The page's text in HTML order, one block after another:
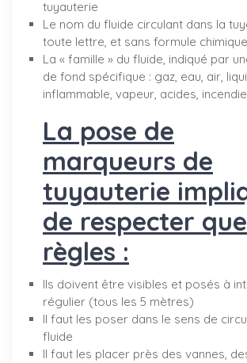
tuyauterie
Le nom du fluide circulant dans la
toute lettre, et sans formule chimique
La « famille » du fluide, indiqué par
de fond spécifique : gaz, eau, air,
inflammable, vapeur, acides, incendie
La pose de
marqueurs de
tuyauterie
de respecter
règles :
Ils doivent être visibles et posés à
régulier (tous les 5 mètres)
Il faut les poser dans le sens de
fluide
Il faut les placer près des vannes,